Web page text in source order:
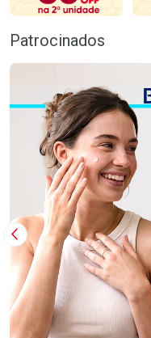
Patrocinados
Imagem Anterior